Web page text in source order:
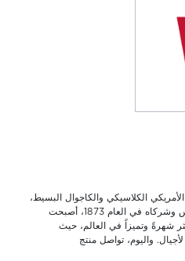
الكلاسيكي والكاجوال البسيط،
ومنذ انطلاقتها على يد ليفي شتراوس وشركاه في العام 1873، أصبحت
شهرةً وتميزاً في العالم، حيث
واليوم، تواصل منتج